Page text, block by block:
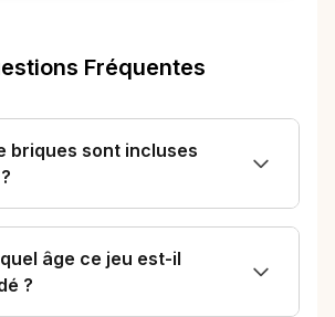
Fréquentes
briques sont incluses
âge ce jeu est-il
?